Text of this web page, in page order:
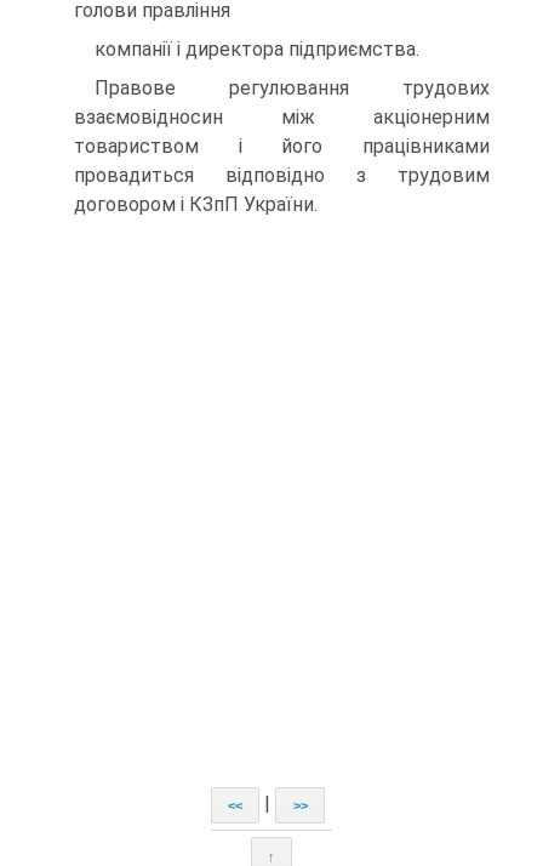
голови правлiння
компанiї i директора пiдприємства.
Правове регулювання трудових
взаємовiдносин мiж акцiонерним
товариством i його працiвниками
провадиться вiдповiдно з трудовим
договором i КЗпП України.
<< >>
↑